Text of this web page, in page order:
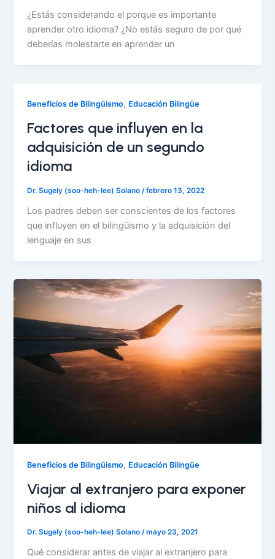
¿Estás considerando el porque es importante
aprender otro idioma? ¿No estás seguro de por qué
deberías molestarte en aprender un
Beneficios de Bilingüismo, Educación Bilingüe
Factores que influyen en la
adquisición de un segundo
idioma
Dr. Sugely (soo-heh-lee) Solano/febrero 13, 2022
Los padres deben ser conscientes de los factores
que influyen en el bilingüismo y la adquisición del
lenguaje en sus
Beneficios de Bilingüismo, Educación Bilingüe
Viajar al extranjero para exponer
niños al idioma
Dr. Sugely (soo-heh-lee) Solano/mayo 23, 2021
Qué considerar antes de viajar al extranjero para